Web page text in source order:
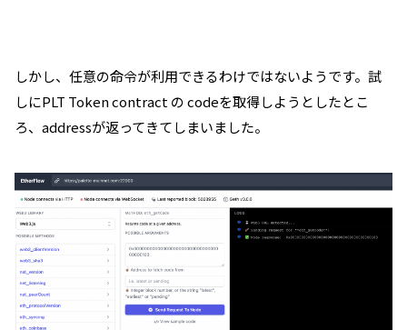
しかし、任意の命令が利用できるわけではないようです。試
しにPLT Token contract の codeを取得しようとしたとこ
ろ、addressが返ってきてしまいました。